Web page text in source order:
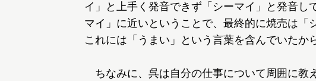
イ」と上手く発音できず「シーマイ」と発音し
マイ」に近いということで、最終的に焼売は「
これには「うまい」という言葉を含んでいたか
ちなみに、呉は自分の仕事について周囲に教